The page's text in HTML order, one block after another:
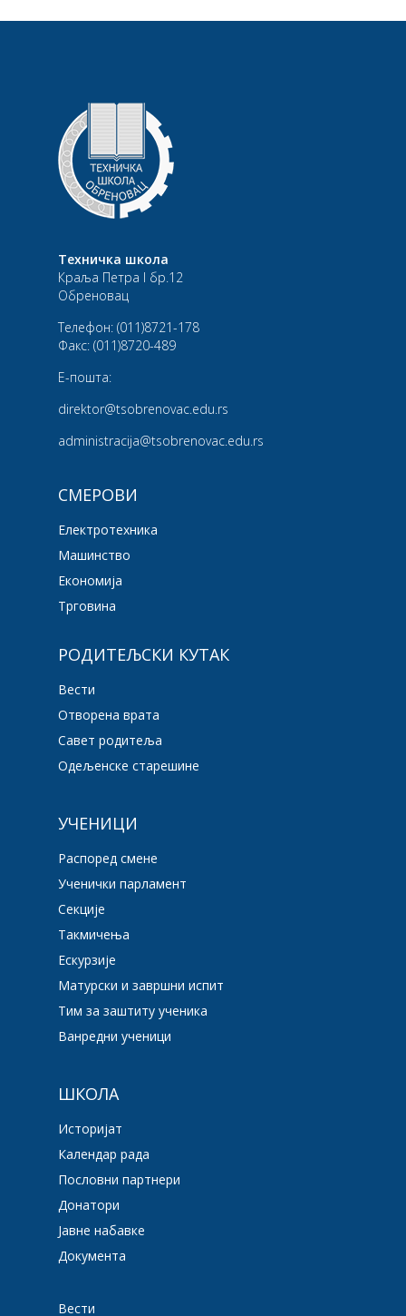
Техничка школа
Краља Петра I бр.12
Обреновац
Телефон: (011)8721-178
Факс: (011)8720-489
Е-пошта:
direktor@tsobrenovac.edu.rs
administracija@tsobrenovac.edu.rs
СМЕРОВИ
Електротехника
Машинство
Економија
Трговина
РОДИТЕЉСКИ КУТАК
Вести
Отворена врата
Савет родитеља
Одељенске старешине
УЧЕНИЦИ
Распоред смене
Ученички парламент
Секције
Такмичења
Ескурзије
Матурски и завршни испит
Тим за заштиту ученика
Ванредни ученици
ШКОЛА
Историјат
Календар рада
Пословни партнери
Донатори
Јавне набавке
Документа
Вести